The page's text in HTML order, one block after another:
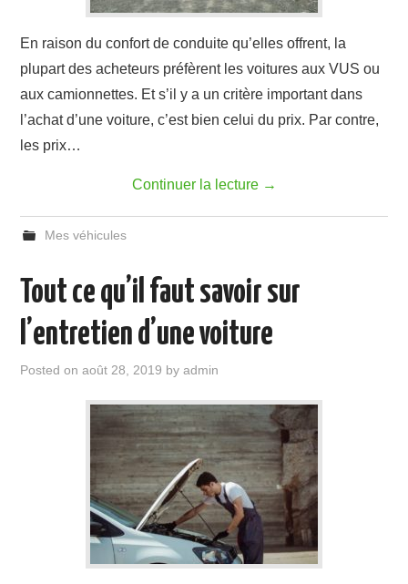
En raison du confort de conduite qu’elles offrent, la
plupart des acheteurs préfèrent les voitures aux VUS ou
aux camionnettes. Et s’il y a un critère important dans
l’achat d’une voiture, c’est bien celui du prix. Par contre,
les prix…
Continuer la lecture →
Mes véhicules
Tout ce qu’il faut savoir sur
l’entretien d’une voiture
Posted onaoût 28, 2019 byadmin